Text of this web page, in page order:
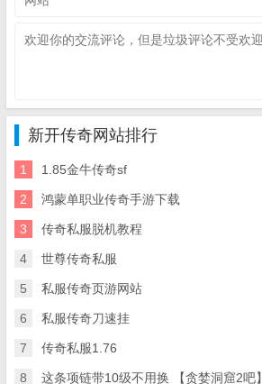
新开传奇网站排行
1 1.85金牛传奇sf
2 鸿蒙单职业传奇手游下载
3 传奇私服脱机教程
4 世尊传奇私服
5 私服传奇页游网站
6 私服传奇刀速挂
7 传奇私服1.76
8 这条项链带10级不用换 【贪婪洞窟2吧】